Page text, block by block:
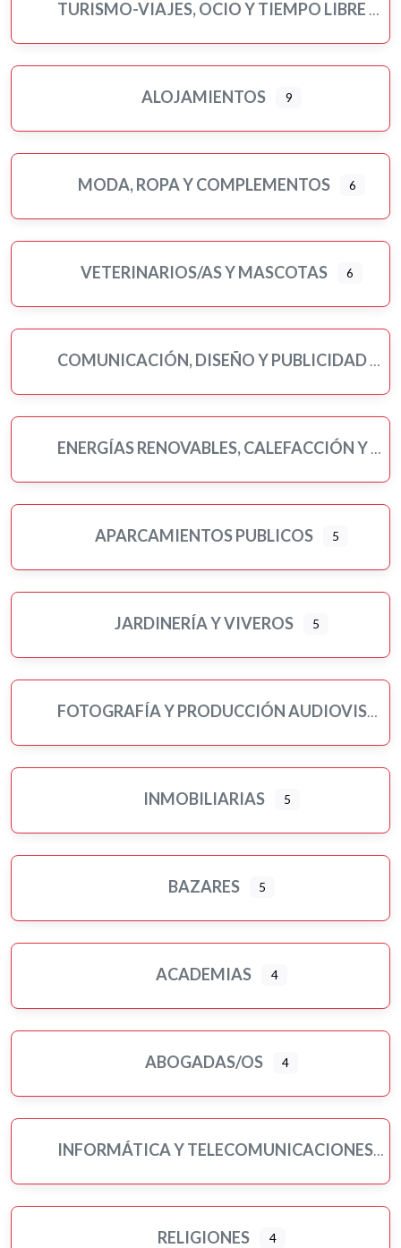
TURISMO-VIAJES, OCIO Y TIEMPO LIBRE
ALOJAMIENTOS 9
MODA, ROPA Y COMPLEMENTOS 6
VETERINARIOS/AS Y MASCOTAS 6
COMUNICACIÓN, DISEÑO Y PUBLICIDAD
ENERGÍAS RENOVABLES, CALEFACCIÓN Y FONTANERÍA
APARCAMIENTOS PUBLICOS 5
JARDINERÍA Y VIVEROS 5
FOTOGRAFÍA Y PRODUCCIÓN AUDIOVISUAL
INMOBILIARIAS 5
BAZARES 5
ACADEMIAS 4
ABOGADAS/OS 4
INFORMÁTICA Y TELECOMUNICACIONES
RELIGIONES 4